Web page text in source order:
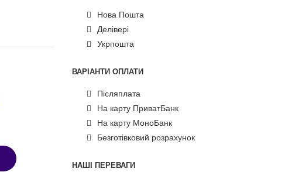
Нова Пошта
Делівері
Укрпошта
ВАРІАНТИ ОПЛАТИ
Післяплата
На карту ПриватБанк
На карту МоноБанк
Безготівковий розрахунок
НАШІ ПЕРЕВАГИ